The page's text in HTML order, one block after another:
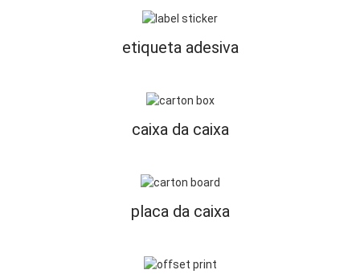
etiqueta adesiva
caixa da caixa
placa da caixa